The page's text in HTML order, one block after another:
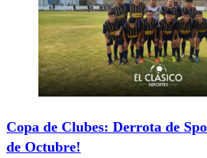
Copa de Clubes: Derrota de
de Octubre!